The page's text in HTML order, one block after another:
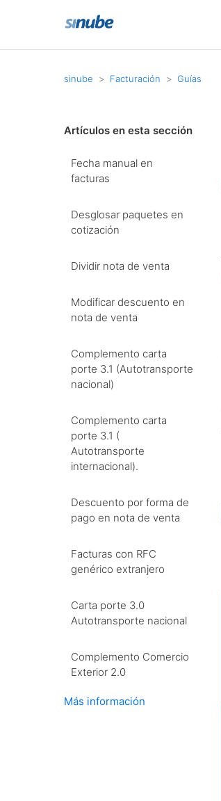
sinube Facturación Guías
Artículos en esta sección
Fecha manual en
facturas
Desglosar paquetes en
cotización
Dividir nota de venta
Modificar descuento en
nota de venta
Complemento carta
porte 3.1 (Autotransporte
nacional)
Complemento carta
porte 3.1 (
Autotransporte
internacional).
Descuento por forma de
pago en nota de venta
Facturas con RFC
genérico extranjero
Carta porte 3.0
Autotransporte nacional
Complemento Comercio
Exterior 2.0
Más información